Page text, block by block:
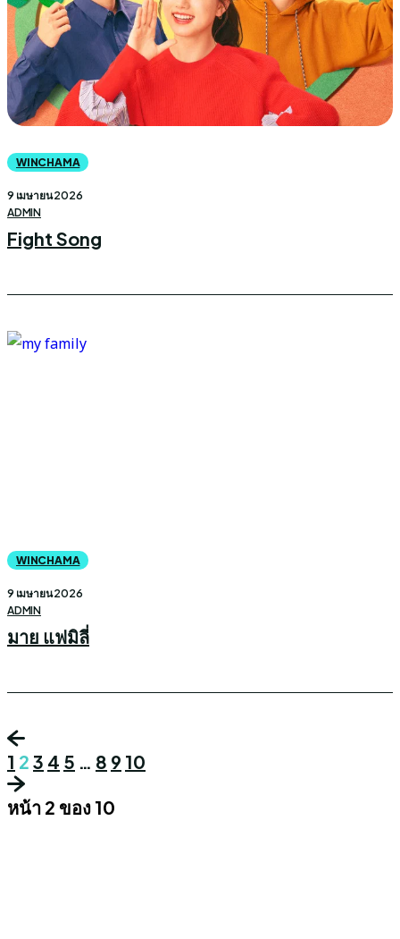
WINCHAMA
9 เมษายน 2026
ADMIN
Fight Song
WINCHAMA
9 เมษายน 2026
ADMIN
มาย แฟมิลี่
1 2 3 4 5 … 8 9 10
หน้า 2 ของ 10